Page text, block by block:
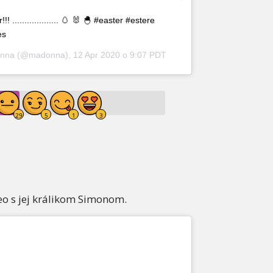
................... 🥚 🐰 🐣 #easter #estere
(@madonna), 12 Apr 2020 o 9:07 PDT
s jej králikom Simonom.